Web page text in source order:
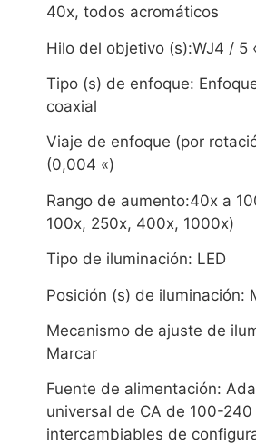
40x, todos acromáticos
Hilo del objetivo (s):WJ4 / 5
Tipo (s) de enfoque:
coaxial
Viaje de enfoque (por
(0,004 «)
Rango de aumento:40x a
100x, 250x, 400x, 1000x)
Tipo de iluminación: LED
Posición (s) de iluminación:
Mecanismo de ajuste de
Marcar
Fuente de alimentación:
universal de CA de 100-
intercambiables de